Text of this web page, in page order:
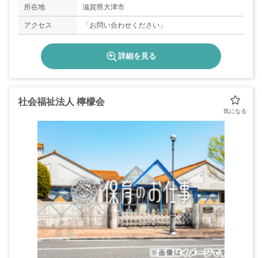
所在地 滋賀県大津市
アクセス 「お問い合わせください」
詳細を見る
社会福祉法人 檸檬会